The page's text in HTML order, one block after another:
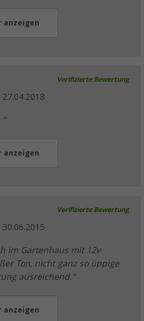
anzeigen
Verifizierte Bewertung
27.04.2018
"
anzeigen
Verifizierte Bewertung
30.06.2015
im Gartenhaus mit 12v
Ton, nicht ganz so üppige
ausreichend."
anzeigen